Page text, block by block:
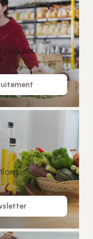
pas sur